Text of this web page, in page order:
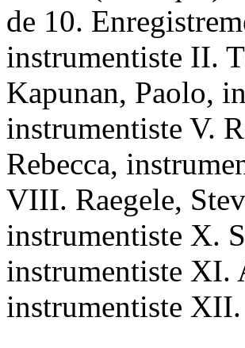
de 10.
instrumentiste II.
Kapunan, Paolo,
instrumentiste V.
Rebecca,
VIII. Raegele,
instrumentiste X.
instrumentiste XI.
instrumentiste